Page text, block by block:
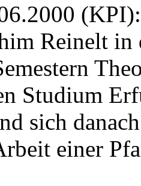
Reinelt in
Studium
sich
einer